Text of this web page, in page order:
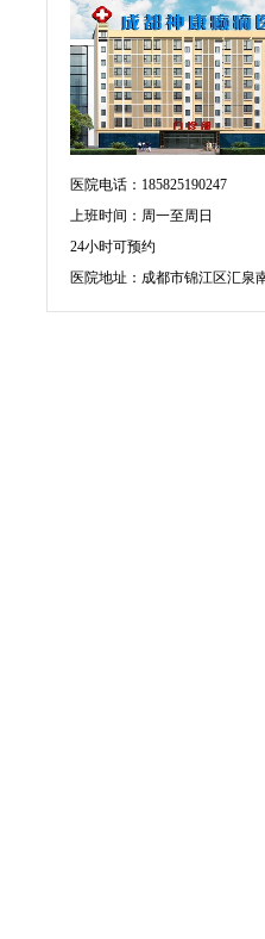
医院电话：185825190247
上班时间：周一至周日
24小时可预约
医院地址：成都市锦江区汇泉